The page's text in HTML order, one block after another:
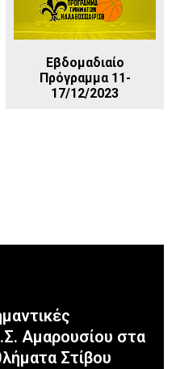
Εβδομαδιαίο
Πρόγραμμα 11-
17/12/2023
Αμαρουσίου στα
Στίβου